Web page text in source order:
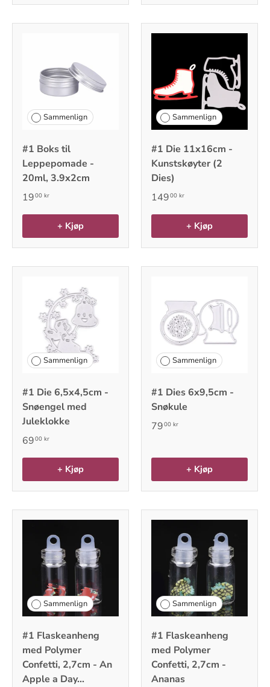
Sammenlign
#1 Boks til
Leppepomade -
20ml, 3.9x2cm
1900 kr
+ Kjøp
Sammenlign
#1 Die 11x16cm -
Kunstskøyter (2
Dies)
14900 kr
+ Kjøp
Sammenlign
#1 Die 6,5x4,5cm -
Snøengel med
Juleklokke
6900 kr
+ Kjøp
Sammenlign
#1 Dies 6x9,5cm -
Snøkule
7900 kr
+ Kjøp
Sammenlign
#1 Flaskeanheng
med Polymer
Confetti, 2,7cm - An
Apple a Day...
Sammenlign
#1 Flaskeanheng
med Polymer
Confetti, 2,7cm -
Ananas